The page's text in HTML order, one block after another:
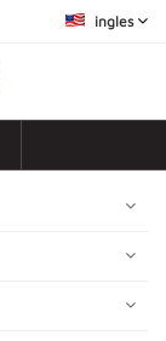
ingles